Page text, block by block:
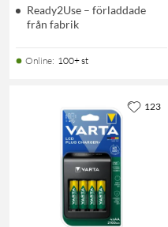
Ready2Use – förladdade
från fabrik
Online: 100+ st
123